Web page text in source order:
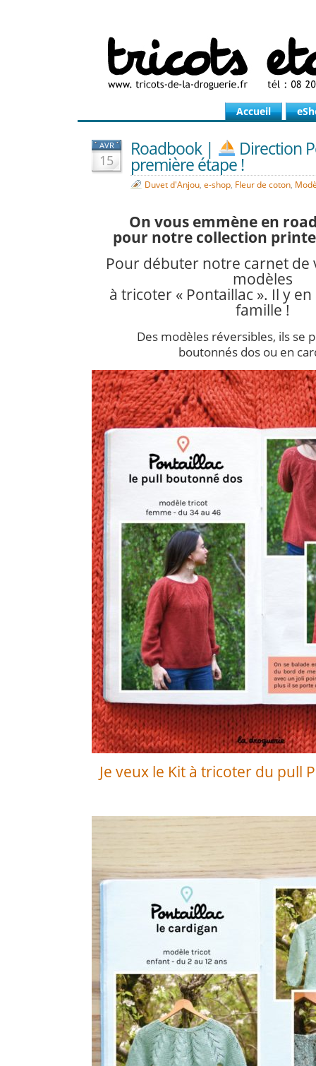
Accueil
AVR
15
Roadbook | Direction
première étape !
Duvet d'Anjou e-shop Fleur de coton
On vous emmène en
pour notre collection
Pour débuter notre carnet de
modèles
à tricoter « Pontaillac ». Il y
famille !
Des modèles réversibles, ils se
boutonnés dos ou en
Je veux le Kit à tricoter du pull